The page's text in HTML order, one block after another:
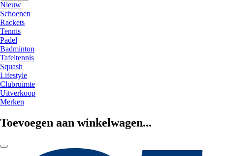
Nieuw
Schoenen
Rackets
Tennis
Padel
Badminton
Tafeltennis
Squash
Lifestyle
Clubruimte
Uitverkoop
Merken
Toevoegen aan winkelwagen...